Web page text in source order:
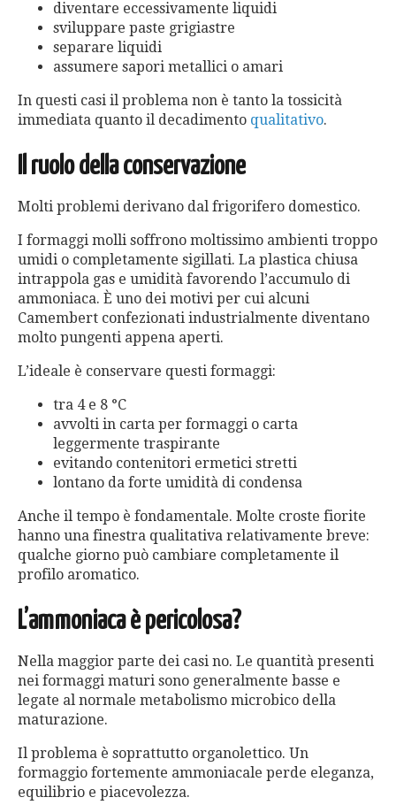
diventare eccessivamente liquidi
sviluppare paste grigiastre
separare liquidi
assumere sapori metallici o amari
In questi casi il problema non è tanto la tossicità
immediata quanto il decadimento qualitativo.
Il ruolo della conservazione
Molti problemi derivano dal frigorifero domestico.
I formaggi molli soffrono moltissimo ambienti troppo
umidi o completamente sigillati. La plastica chiusa
intrappola gas e umidità favorendo l’accumulo di
ammoniaca. È uno dei motivi per cui alcuni
Camembert confezionati industrialmente diventano
molto pungenti appena aperti.
L’ideale è conservare questi formaggi:
tra 4 e 8 °C
avvolti in carta per formaggi o carta
leggermente traspirante
evitando contenitori ermetici stretti
lontano da forte umidità di condensa
Anche il tempo è fondamentale. Molte croste fiorite
hanno una finestra qualitativa relativamente breve:
qualche giorno può cambiare completamente il
profilo aromatico.
L’ammoniaca è pericolosa?
Nella maggior parte dei casi no. Le quantità presenti
nei formaggi maturi sono generalmente basse e
legate al normale metabolismo microbico della
maturazione.
Il problema è soprattutto organolettico. Un
formaggio fortemente ammoniacale perde eleganza,
equilibrio e piacevolezza.